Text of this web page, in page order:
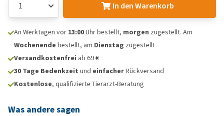
In den Warenkorb
An Werktagen vor 13:00Uhr bestellt, morgen zugestellt. Am
Wochenende bestellt, am Dienstag zugestellt
Versandkostenfrei ab 69 €
30 Tage Bedenkzeit und einfacherRückversand
Kostenlose, qualifizierte Tierarzt-Beratung
Was andere sagen